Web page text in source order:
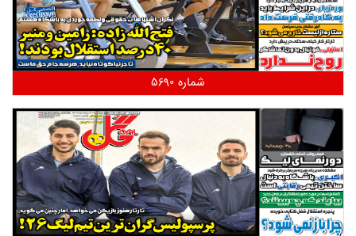
شماره 5690